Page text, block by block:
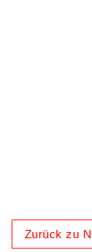
Zurück zu